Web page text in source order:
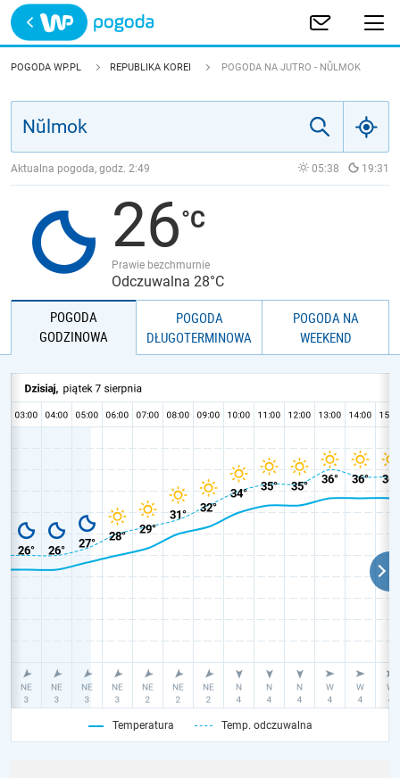
Trwa ładowanie
POLSKA
JAKOŚĆ POWIETRZA
POGODA WP.PL REPUBLIKA KOREI POGODA NA JUTRO - NŬLMOK
Aktualna pogoda, godz. 2:49 05:38 19:31
26
Prawie bezchmurnie
Odczuwalna 28°C
POGODA
GODZINOWA
POGODA
DŁUGOTERMINOWA
POGODA NA
WEEKEND
Temperatura Temp. odczuwalna